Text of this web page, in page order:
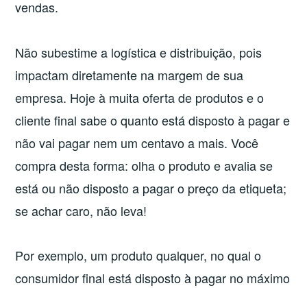
vendas.
Não subestime a logística e distribuição, pois
impactam diretamente na margem de sua
empresa. Hoje à muita oferta de produtos e o
cliente final sabe o quanto está disposto à pagar e
não vai pagar nem um centavo a mais. Você
compra desta forma: olha o produto e avalia se
está ou não disposto a pagar o preço da etiqueta;
se achar caro, não leva!
Por exemplo, um produto qualquer, no qual o
consumidor final está disposto à pagar no máximo